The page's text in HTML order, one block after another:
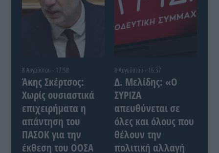
8 Αυγούστου - 17:58
Άκης Σκέρτσος:
Χωρίς ουσιαστικά
επιχειρήματα η
απάντηση του
ΠΑΣΟΚ για την
έκθεση του ΟΟΣΑ
8 Αυγούστου - 16:37
Δ. Μελίδης: «Ο
ΣΥΡΙΖΑ
απευθύνεται σε
όλες και όλους που
θέλουν την
πολιτική αλλαγή